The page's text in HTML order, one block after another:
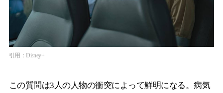
引用：Disney+
この質問は3人の人物の衝突によって鮮明になる。病気